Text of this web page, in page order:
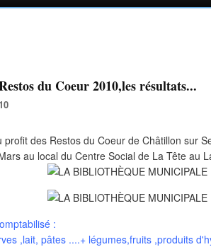
du Coeur 2010,les résultats...
profit des Restos du Coeur de Châtillon sur
au local du Centre Social de La Tête au
:
,lait, pâtes ....+ légumes,fruits ,produits